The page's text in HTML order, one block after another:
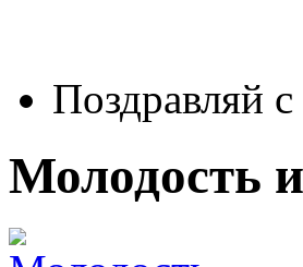
Поздравляй
Молодость